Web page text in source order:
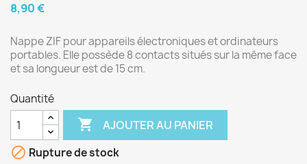
8,90 €
Nappe ZIF pour appareils électroniques et ordinateurs
portables. Elle possède 8 contacts situés sur la même face
et sa longueur est de 15 cm.
Quantité
 AJOUTER AU PANIER
 Rupture de stock